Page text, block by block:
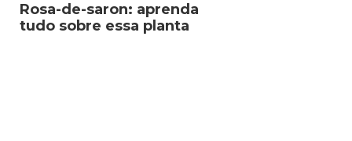
Rosa-de-saron: aprenda
tudo sobre essa planta